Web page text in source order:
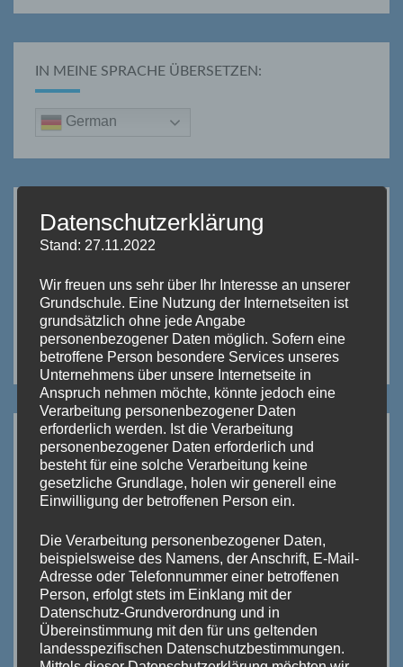
IN MEINE SPRACHE ÜBERSETZEN:
German
SO ERREICHEN SIE UNS:
UNSER KOMMUNIKATIONSPORTAL:
Datenschutzerklärung
Stand: 27.11.2022
Wir freuen uns sehr über Ihr Interesse an unserer
Grundschule. Eine Nutzung der Internetseiten ist
grundsätzlich ohne jede Angabe
personenbezogener Daten möglich. Sofern eine
betroffene Person besondere Services unseres
Unternehmens über unsere Internetseite in
Anspruch nehmen möchte, könnte jedoch eine
Verarbeitung personenbezogener Daten
erforderlich werden. Ist die Verarbeitung
personenbezogener Daten erforderlich und
besteht für eine solche Verarbeitung keine
gesetzliche Grundlage, holen wir generell eine
Einwilligung der betroffenen Person ein.
Die Verarbeitung personenbezogener Daten,
beispielsweise des Namens, der Anschrift, E-Mail-
Adresse oder Telefonnummer einer betroffenen
Person, erfolgt stets im Einklang mit der
Datenschutz-Grundverordnung und in
Übereinstimmung mit den für uns geltenden
landesspezifischen Datenschutzbestimmungen.